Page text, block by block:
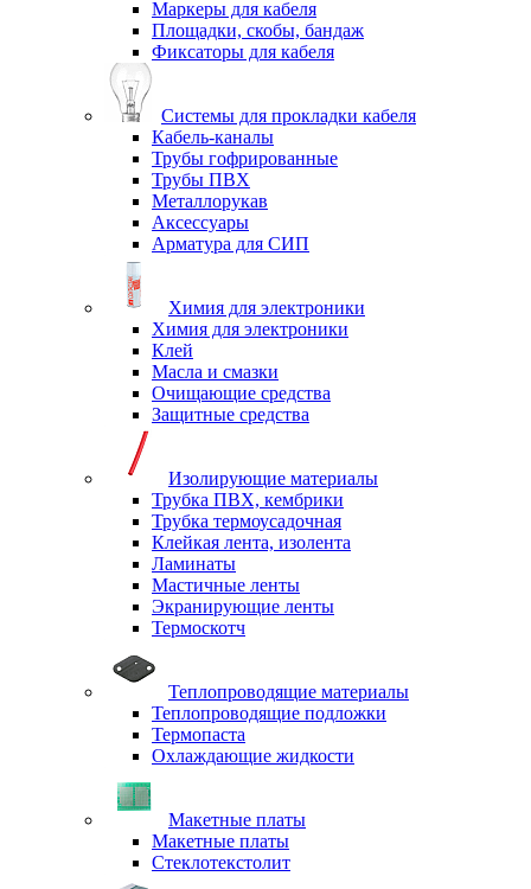
Маркеры для кабеля
Площадки, скобы, бандаж
Фиксаторы для кабеля
Системы для прокладки кабеля
Кабель-каналы
Трубы гофрированные
Трубы ПВХ
Металлорукав
Аксессуары
Арматура для СИП
Химия для электроники
Химия для электроники
Клей
Масла и смазки
Очищающие средства
Защитные средства
Изолирующие материалы
Трубка ПВХ, кембрики
Трубка термоусадочная
Клейкая лента, изолента
Ламинаты
Мастичные ленты
Экранирующие ленты
Термоскотч
Теплопроводящие материалы
Теплопроводящие подложки
Термопаста
Охлаждающие жидкости
Макетные платы
Макетные платы
Стеклотекстолит